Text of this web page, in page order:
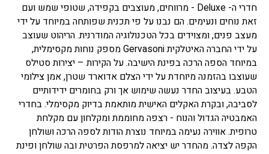
חדרי ה- Deluxe - מרווחים, מעוצבים בקפידה, שטופי שמש ועם
זאת נוחים ונעימים. הם נבנו על פי תכנית שפותחה במיוחד על ידי
מעצב פנים, ומצוידים בכל הטכנולוגיה המודרנית. הריהוט שעוצב
על ידי החברה האיטלקית Gervasoni מספק נוחות מקסימלית,
במיוחד הספה הרכה בפינת הישיבה. על הקירות – יצירות סטילס
שעוצבו בהזמנה מיוחדת על ידי הצלם אדוארד שטרן, אמן צילומי
הטבע. בעיצוב החדר נעשה שימוש אך ורק בחומרים ידידותיים
לסביבה, ובקרת האקלים האישית מותאמת בדיוק מקסימלי. בחדרי
האמבטיה הגדול והנוח - רצפה מחוממת ומקלחון עם מקלחת
טרופית. אווירה נעימה במיוחד נוצרת הודות לספה הרכה ושולחן
הקפה לצדה. מהחדר יש יציאה למרפסת הפרטית ובה שולחן ופינת